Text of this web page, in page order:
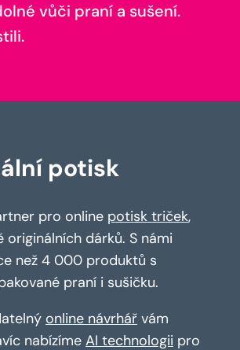
vůči praní a sušení.
potisk
pro online potisk triček,
originálních dárků. S námi
než 4 000 produktů s
praní i sušičku.
online návrhář vám
nabízíme AI technologii pro